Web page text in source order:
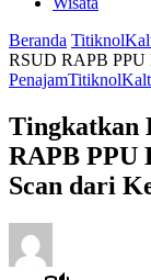
Beranda
RSUD RAPB PPU
Penajam
Tingkatkan
RAPB PPU
Scan dari